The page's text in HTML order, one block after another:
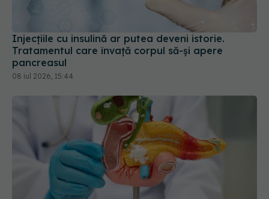
Injecțiile cu insulină ar putea deveni istorie.
Tratamentul care învață corpul să-și apere
pancreasul
08 iul 2026, 15:44